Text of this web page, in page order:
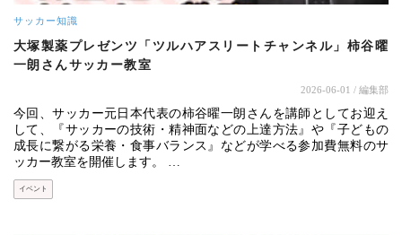
サッカー知識
大塚製薬プレゼンツ「ツルハアスリートチャンネル」柿谷曜
一朗さんサッカー教室
2026-06-01 / 編集部
今回、サッカー元日本代表の柿谷曜一朗さんを講師としてお迎え
して、『サッカーの技術・精神面などの上達方法』や『子どもの
成長に繋がる栄養・食事バランス』などが学べる参加費無料のサ
ッカー教室を開催します。 …
イベント